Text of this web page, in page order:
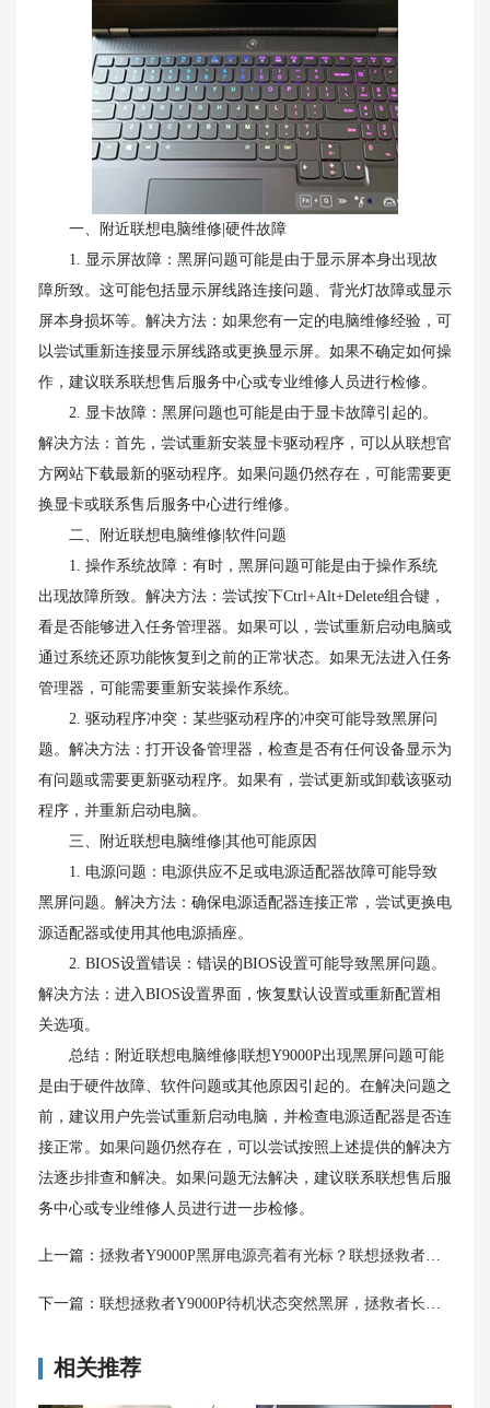
一、附近联想电脑维修|硬件故障
1. 显示屏故障：黑屏问题可能是由于显示屏本身出现故
障所致。这可能包括显示屏线路连接问题、背光灯故障或显示
屏本身损坏等。解决方法：如果您有一定的电脑维修经验，可
以尝试重新连接显示屏线路或更换显示屏。如果不确定如何操
作，建议联系联想售后服务中心或专业维修人员进行检修。
2. 显卡故障：黑屏问题也可能是由于显卡故障引起的。
解决方法：首先，尝试重新安装显卡驱动程序，可以从联想官
方网站下载最新的驱动程序。如果问题仍然存在，可能需要更
换显卡或联系售后服务中心进行维修。
二、附近联想电脑维修|软件问题
1. 操作系统故障：有时，黑屏问题可能是由于操作系统
出现故障所致。解决方法：尝试按下Ctrl+Alt+Delete组合键，
看是否能够进入任务管理器。如果可以，尝试重新启动电脑或
通过系统还原功能恢复到之前的正常状态。如果无法进入任务
管理器，可能需要重新安装操作系统。
2. 驱动程序冲突：某些驱动程序的冲突可能导致黑屏问
题。解决方法：打开设备管理器，检查是否有任何设备显示为
有问题或需要更新驱动程序。如果有，尝试更新或卸载该驱动
程序，并重新启动电脑。
三、附近联想电脑维修|其他可能原因
1. 电源问题：电源供应不足或电源适配器故障可能导致
黑屏问题。解决方法：确保电源适配器连接正常，尝试更换电
源适配器或使用其他电源插座。
2. BIOS设置错误：错误的BIOS设置可能导致黑屏问题。
解决方法：进入BIOS设置界面，恢复默认设置或重新配置相
关选项。
总结：附近联想电脑维修|联想Y9000P出现黑屏问题可能
是由于硬件故障、软件问题或其他原因引起的。在解决问题之
前，建议用户先尝试重新启动电脑，并检查电源适配器是否连
接正常。如果问题仍然存在，可以尝试按照上述提供的解决方
法逐步排查和解决。如果问题无法解决，建议联系联想售后服
务中心或专业维修人员进行进一步检修。
上一篇： 拯救者Y9000P黑屏电源亮着有光标？联想拯救者黑屏处理方法和独显开启
下一篇： 联想拯救者Y9000P待机状态突然黑屏，拯救者长时间不动黑屏怎么唤醒？
相关推荐